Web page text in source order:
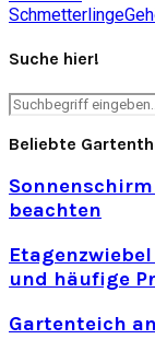
Schmetterlinge
Suche hier!
Search
for:
Beliebte
beachten
und häufige
Gartenteich